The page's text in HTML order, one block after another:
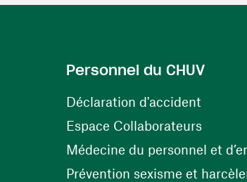
Personnel du CHUV
Déclaration d'accident(ouvre
Espace Collaborateurs(ouvre
Médecine du personnel et
Prévention sexisme et